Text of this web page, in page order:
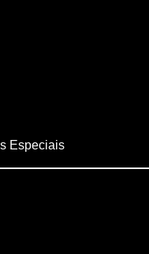
Especiais